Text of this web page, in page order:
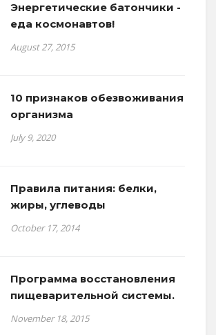
Энергетические батончики -
еда космонавтов!
August 27, 2015
10 признаков обезвоживания
организма
July 9, 2020
Правила питания: белки,
жиры, углеводы
October 17, 2014
Программа восстановления
пищеварительной системы.
November 18, 2015